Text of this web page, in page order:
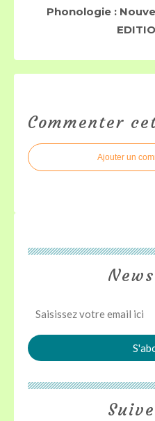
Phonologie :
Commenter
Ajouter un